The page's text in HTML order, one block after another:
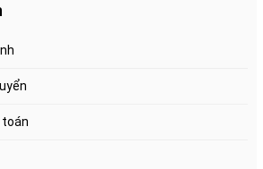
PHẨM:
70trọng tải leo cầu thang 35 kg,
được làm bằng hợp kim nhôm có độ
thông thường trên thị trường.
toán